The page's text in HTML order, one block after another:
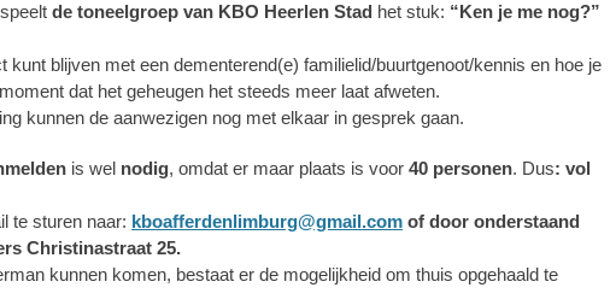
speelt de toneelgroep van KBO Heerlen Stad het stuk: “Ken je me nog?”
kunt blijven met een dementerend(e) familielid/buurtgenoot/kennis en hoe je
dat het geheugen het steeds meer laat afweten.
kunnen de aanwezigen nog met elkaar in gesprek gaan.
is wel nodig, omdat er maar plaats is voor 40 personen. Dus: vol
te sturen naar: kboafferdenlimburg@gmail.com of door onderstaand
Christinastraat 25.
kunnen komen, bestaat er de mogelijkheid om thuis opgehaald te